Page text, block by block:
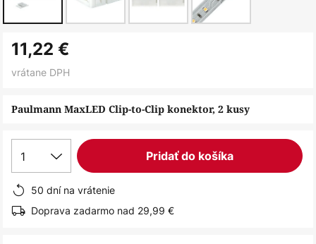
na
začiatok
obrázkov
Paulmann MaxLED Clip-to-Clip konektor, 2 kusy
11,22 €
vrátane DPH
1 Pridať do košíka
50 dní na vrátenie
Doprava zadarmo nad 29,99 €